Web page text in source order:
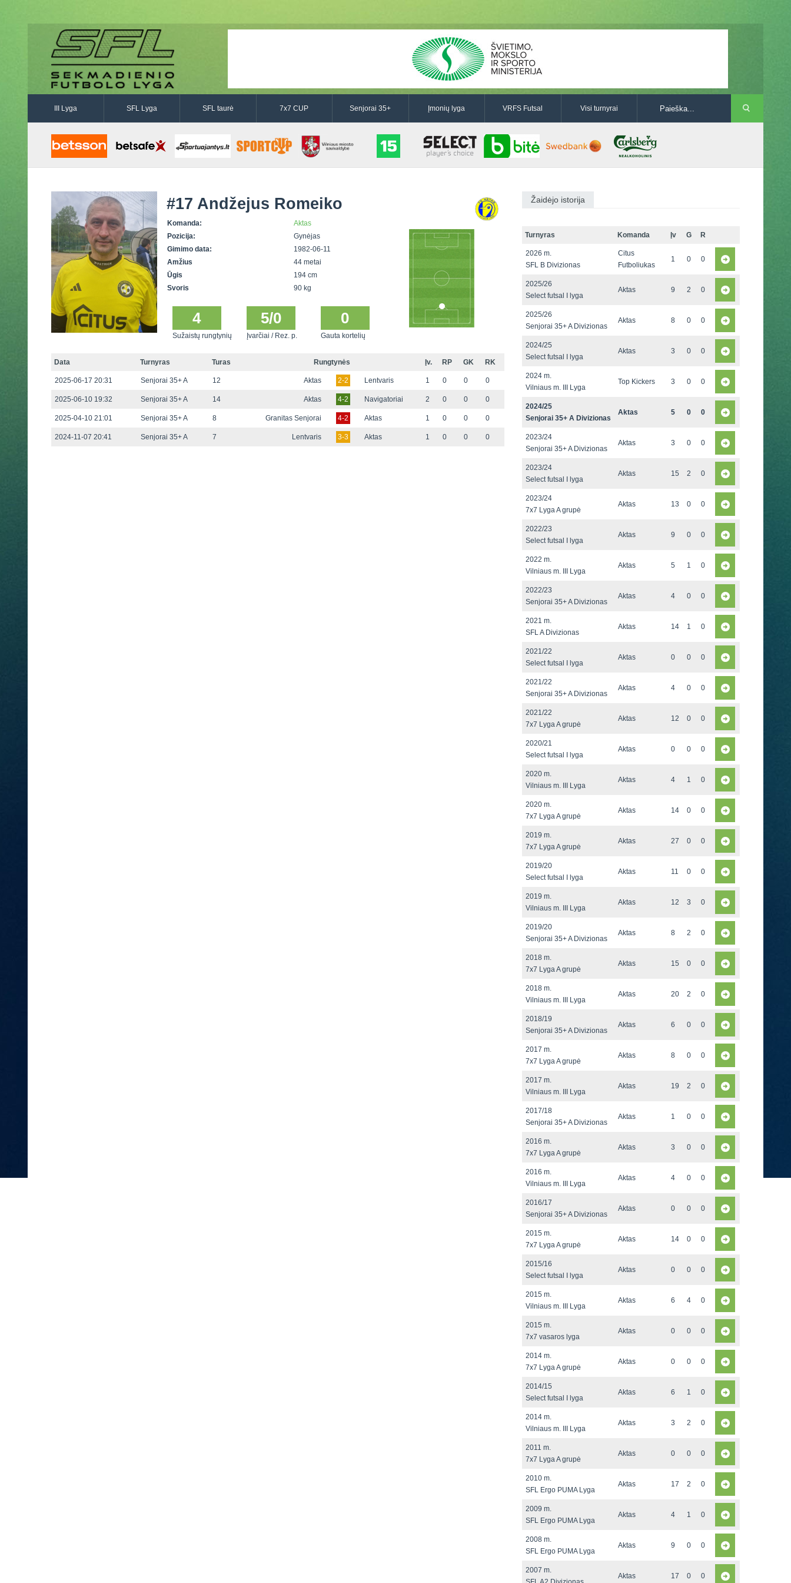
III Lyga SFL Lyga SFL taurė 7x7 CUP Senjorai 35+ Įmonių lyga VRFS Futsal Visi turnyrai
#17 Andžejus Romeiko
Komanda:
Aktas
Pozicija:
Gynėjas
Gimimo data:
1982-06-11
Amžius
44 metai
Ūgis
194 cm
Svoris
90 kg
4
Sužaistų rungtynių
5/0
Įvarčiai / Rez. p.
0
Gauta kortelių
Data Turnyras Turas Rungtynės Įv. RP GK RK
2025-06-17 20:31 Senjorai 35+ A 12 Aktas 2-2 Lentvaris 1 0 0 0
2025-06-10 19:32 Senjorai 35+ A 14 Aktas 4-2 Navigatoriai 2 0 0 0
2025-04-10 21:01 Senjorai 35+ A 8 Granitas Senjorai 4-2 Aktas 1 0 0 0
2024-11-07 20:41 Senjorai 35+ A 7 Lentvaris 3-3 Aktas 1 0 0 0
Žaidėjo istorija
Turnyras Komanda Įv G R
2026 m.
SFL B Divizionas
Citus
Futboliukas
1 0 0
2025/26
Select futsal I lyga
Aktas 9 2 0
2025/26
Senjorai 35+ A Divizionas
Aktas 8 0 0
2024/25
Select futsal I lyga
Aktas 3 0 0
2024 m.
Vilniaus m. III Lyga
Top Kickers 3 0 0
2024/25
Senjorai 35+ A Divizionas
Aktas 5 0 0
2023/24
Senjorai 35+ A Divizionas
Aktas 3 0 0
2023/24
Select futsal I lyga
Aktas 15 2 0
2023/24
7x7 Lyga A grupė
Aktas 13 0 0
2022/23
Select futsal I lyga
Aktas 9 0 0
2022 m.
Vilniaus m. III Lyga
Aktas 5 1 0
2022/23
Senjorai 35+ A Divizionas
Aktas 4 0 0
2021 m.
SFL A Divizionas
Aktas 14 1 0
2021/22
Select futsal I lyga
Aktas 0 0 0
2021/22
Senjorai 35+ A Divizionas
Aktas 4 0 0
2021/22
7x7 Lyga A grupė
Aktas 12 0 0
2020/21
Select futsal I lyga
Aktas 0 0 0
2020 m.
Vilniaus m. III Lyga
Aktas 4 1 0
2020 m.
7x7 Lyga A grupė
Aktas 14 0 0
2019 m.
7x7 Lyga A grupė
Aktas 27 0 0
2019/20
Select futsal I lyga
Aktas 11 0 0
2019 m.
Vilniaus m. III Lyga
Aktas 12 3 0
2019/20
Senjorai 35+ A Divizionas
Aktas 8 2 0
2018 m.
7x7 Lyga A grupė
Aktas 15 0 0
2018 m.
Vilniaus m. III Lyga
Aktas 20 2 0
2018/19
Senjorai 35+ A Divizionas
Aktas 6 0 0
2017 m.
7x7 Lyga A grupė
Aktas 8 0 0
2017 m.
Vilniaus m. III Lyga
Aktas 19 2 0
2017/18
Senjorai 35+ A Divizionas
Aktas 1 0 0
2016 m.
7x7 Lyga A grupė
Aktas 3 0 0
2016 m.
Vilniaus m. III Lyga
Aktas 4 0 0
2016/17
Senjorai 35+ A Divizionas
Aktas 0 0 0
2015 m.
7x7 Lyga A grupė
Aktas 14 0 0
2015/16
Select futsal I lyga
Aktas 0 0 0
2015 m.
Vilniaus m. III Lyga
Aktas 6 4 0
2015 m.
7x7 vasaros lyga
Aktas 0 0 0
2014 m.
7x7 Lyga A grupė
Aktas 0 0 0
2014/15
Select futsal I lyga
Aktas 6 1 0
2014 m.
Vilniaus m. III Lyga
Aktas 3 2 0
2011 m.
7x7 Lyga A grupė
Aktas 0 0 0
2010 m.
SFL Ergo PUMA Lyga
Aktas 17 2 0
2009 m.
SFL Ergo PUMA Lyga
Aktas 4 1 0
2008 m.
SFL Ergo PUMA Lyga
Aktas 9 0 0
2007 m.
Aktas 17 0 0